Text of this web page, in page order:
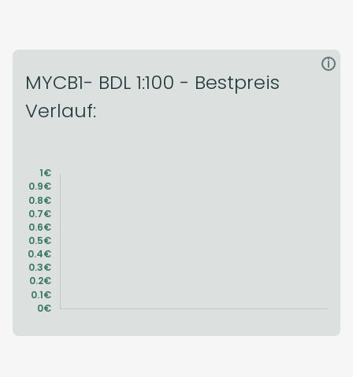
MYCB1- BDL 1:100 - Bestpreis
Verlauf:
i